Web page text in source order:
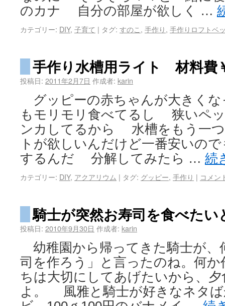
のカナ 自分の部屋が欲しく …
カテゴリー: DIY, 子育て | タグ: すのこ , 手作り, 手作りロフトベ
手作り水槽用ライト 材料費
投稿日: 2011年2月7日 作成者: karin
グッピーの赤ちゃんが大きく
もモリモリ食べてるし 狭いペ
ンカしてるから 水槽をもう一
トが欲しいんだけど一番安いの
するんだ 分解してみたら … 続
カテゴリー: DIY, アクアリウム | タグ: グッピー, 手作り | コメン
騎士が突然お寿司を食べたい
投稿日: 2010年9月30日 作成者: karin
幼稚園から帰ってきた騎士が、
司を作ろう」と言ったのね。何
ちは大切にしてあげたいから、
よ。 風雅と騎士が好きなネタ